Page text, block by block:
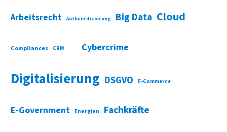
Arbeitsrecht Authentifizierung Big Data Cloud
Compliances CRM Cybercrime
Digitalisierung DSGVO E-Commerce
E-Government Energien Fachkräfte